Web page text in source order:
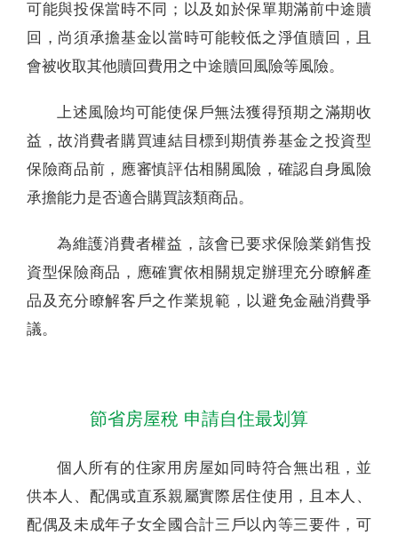
可能與投保當時不同；以及如於保單期滿前中途贖
回，尚須承擔基金以當時可能較低之淨值贖回，且
會被收取其他贖回費用之中途贖回風險等風險。
上述風險均可能使保戶無法獲得預期之滿期收
益，故消費者購買連結目標到期債券基金之投資型
保險商品前，應審慎評估相關風險，確認自身風險
承擔能力是否適合購買該類商品。
為維護消費者權益，該會已要求保險業銷售投
資型保險商品，應確實依相關規定辦理充分瞭解產
品及充分瞭解客戶之作業規範，以避免金融消費爭
議。
節省房屋稅 申請自住最划算
個人所有的住家用房屋如同時符合無出租，並
供本人、配偶或直系親屬實際居住使用，且本人、
配偶及未成年子女全國合計三戶以內等三要件，可